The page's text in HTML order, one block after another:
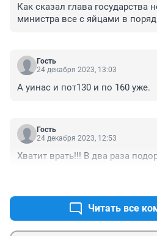
Как сказал глава государства
министра все с яйцами в
Гость
24 декабря 2023, 13:03
А уинас и пот130 и по 160 уже.
Гость
24 декабря 2023, 12:53
Хватит врать!!! В два раза
Читать все